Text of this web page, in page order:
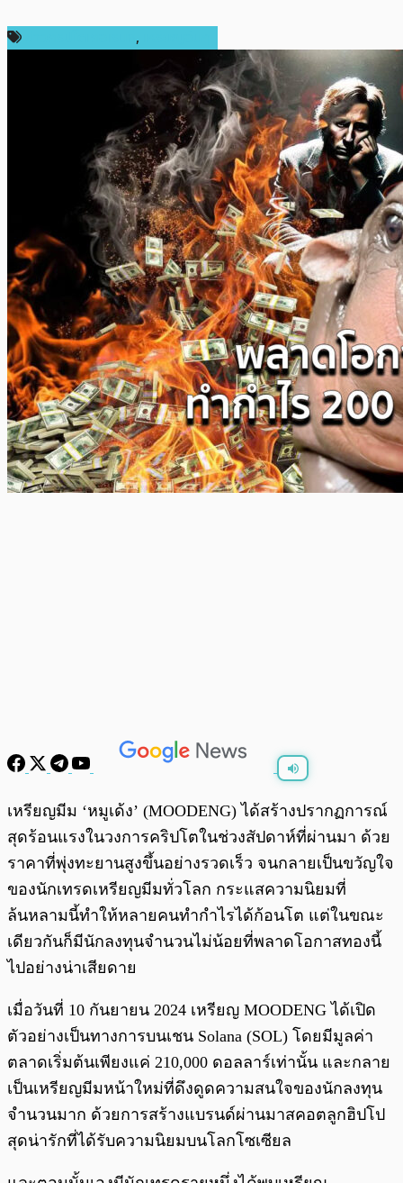
,
พร้อมเล่น
เหรียญมีม ‘หมูเด้ง’ (MOODENG) ได้สร้างปรากฏการณ์
สุดร้อนแรงในวงการคริปโตในช่วงสัปดาห์ที่ผ่านมา ด้วย
ราคาที่พุ่งทะยานสูงขึ้นอย่างรวดเร็ว จนกลายเป็นขวัญใจ
ของนักเทรดเหรียญมีมทั่วโลก กระแสความนิยมที่
ล้นหลามนี้ทำให้หลายคนทำกำไรได้ก้อนโต แต่ในขณะ
เดียวกันก็มีนักลงทุนจำนวนไม่น้อยที่พลาดโอกาสทองนี้
ไปอย่างน่าเสียดาย
เมื่อวันที่ 10 กันยายน 2024 เหรียญ MOODENG ได้เปิด
ตัวอย่างเป็นทางการบนเชน Solana (SOL) โดยมีมูลค่า
ตลาดเริ่มต้นเพียงแค่ 210,000 ดอลลาร์เท่านั้น และกลาย
เป็นเหรียญมีมหน้าใหม่ที่ดึงดูดความสนใจของนักลงทุน
จำนวนมาก ด้วยการสร้างแบรนด์ผ่านมาสคอตลูกฮิปโป
สุดน่ารักที่ได้รับความนิยมบนโลกโซเซียล